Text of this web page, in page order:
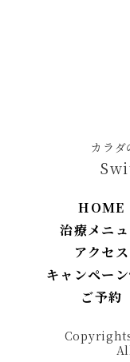
カラダ
HOME
治療メニ
アクセス
キャンペー
ご予約